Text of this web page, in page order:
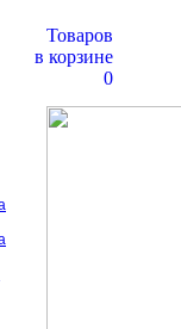
Товаров
в корзине
0